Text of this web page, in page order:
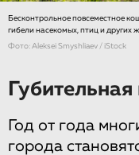
Бесконтрольное повсеместное
гибели насекомых, птиц и других
Фото: Aleksei Smyshliaev / iStock
Год от года
города